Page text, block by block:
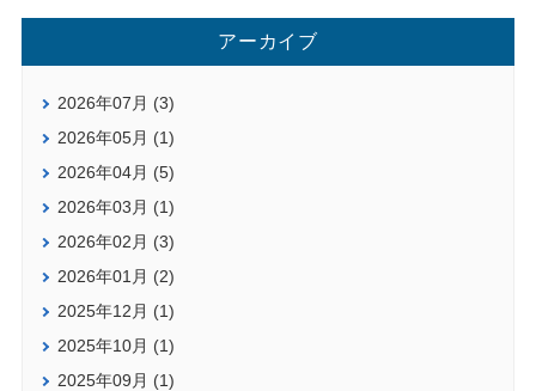
アーカイブ
2026年07月 (3)
2026年05月 (1)
2026年04月 (5)
2026年03月 (1)
2026年02月 (3)
2026年01月 (2)
2025年12月 (1)
2025年10月 (1)
2025年09月 (1)